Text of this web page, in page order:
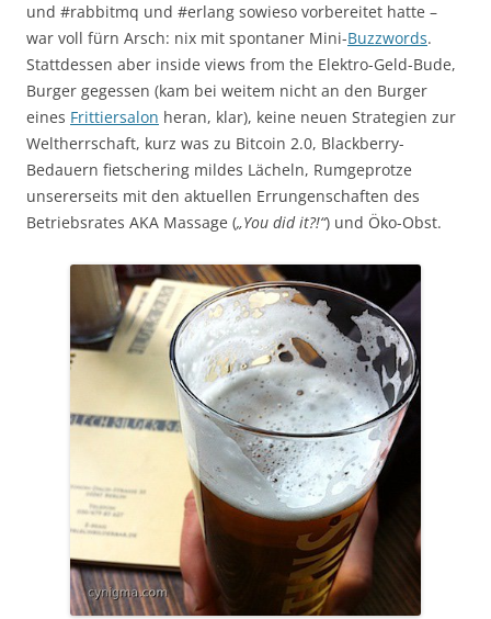
und #rabbitmq und #erlang sowieso vorbereitet hatte –
war voll fürn Arsch: nix mit spontaner Mini-Buzzwords.
Stattdessen aber inside views from the Elektro-Geld-Bude,
Burger gegessen (kam bei weitem nicht an den Burger
eines Frittiersalon heran, klar), keine neuen Strategien zur
Weltherrschaft, kurz was zu Bitcoin 2.0, Blackberry-
Bedauern fietschering mildes Lächeln, Rumgeprotze
unsererseits mit den aktuellen Errungenschaften des
Betriebsrates AKA Massage („You did it?!“) und Öko-Obst.